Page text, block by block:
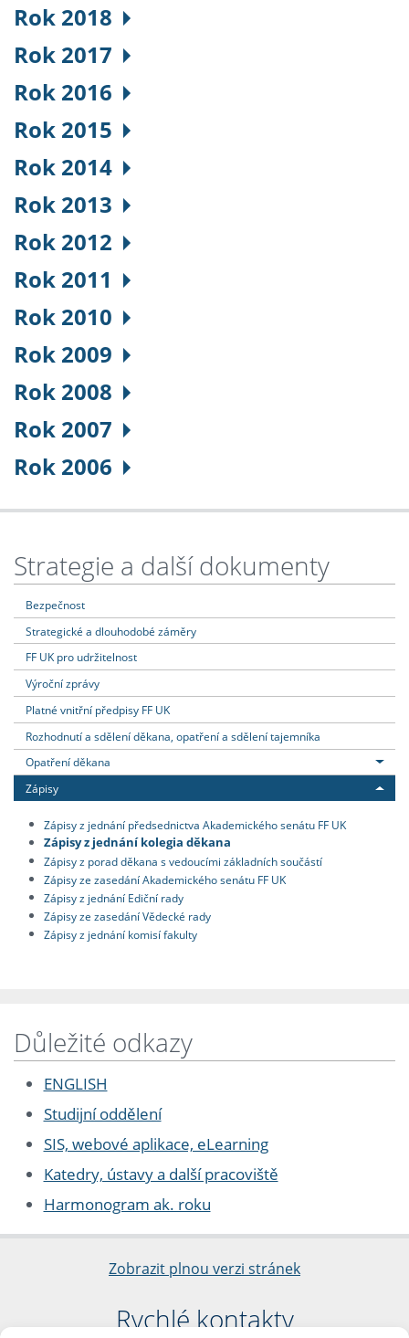
Rok 2018
Rok 2017
Rok 2016
Rok 2015
Rok 2014
Rok 2013
Rok 2012
Rok 2011
Rok 2010
Rok 2009
Rok 2008
Rok 2007
Rok 2006
Strategie a další dokumenty
Bezpečnost
Strategické a dlouhodobé záměry
FF UK pro udržitelnost
Výroční zprávy
Platné vnitřní předpisy FF UK
Rozhodnutí a sdělení děkana, opatření a sdělení tajemníka
Opatření děkana
Zápisy
Zápisy z jednání předsednictva Akademického senátu FF UK
Zápisy z jednání kolegia děkana
Zápisy z porad děkana s vedoucími základních součástí
Zápisy ze zasedání Akademického senátu FF UK
Zápisy z jednání Ediční rady
Zápisy ze zasedání Vědecké rady
Zápisy z jednání komisí fakulty
Důležité odkazy
ENGLISH
Studijní oddělení
SIS, webové aplikace, eLearning
Katedry, ústavy a další pracoviště
Harmonogram ak. roku
Zobrazit plnou verzi stránek
Rychlé kontakty